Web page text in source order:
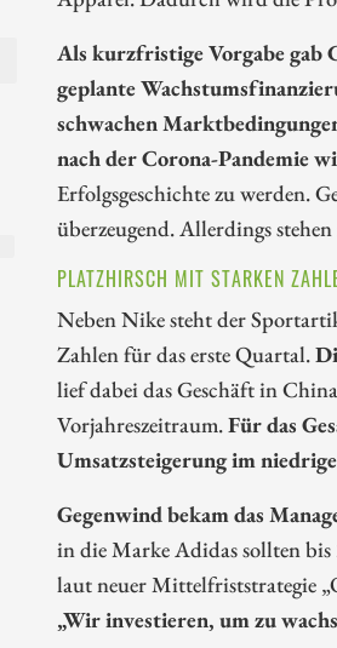
Als kurzfristige Vorgabe gab
geplante
schwachen
nach der Corona-Pandemie
Erfolgsgeschichte zu werden.
überzeugend. Allerdings
PLATZHIRSCH MIT STARKEN
Neben Nike steht der
Zahlen für das erste Quartal.
lief dabei das Geschäft in
Vorjahreszeitraum.Für das
Umsatzsteigerung im
Gegenwind bekam das
in die Marke Adidas sollten
laut neuer Mittelfriststrategie
„Wir investieren, um zu